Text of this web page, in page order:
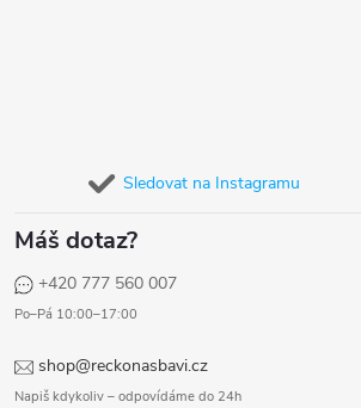
Sledovat na Instagramu
Máš dotaz?
+420 777 560 007
Po–Pá 10:00–17:00
shop@reckonasbavi.cz
Napiš kdykoliv – odpovídáme do 24h